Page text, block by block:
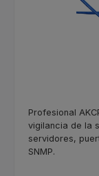
Profesional
vigilancia de la
servidores,
SNMP.